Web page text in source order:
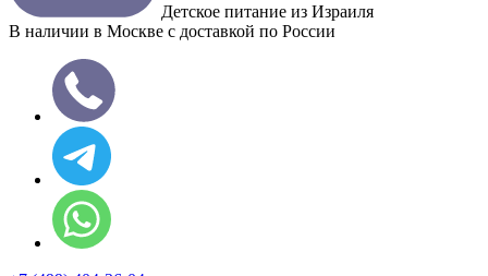
Детское питание из Израиля
В наличии в Москве с доставкой по России